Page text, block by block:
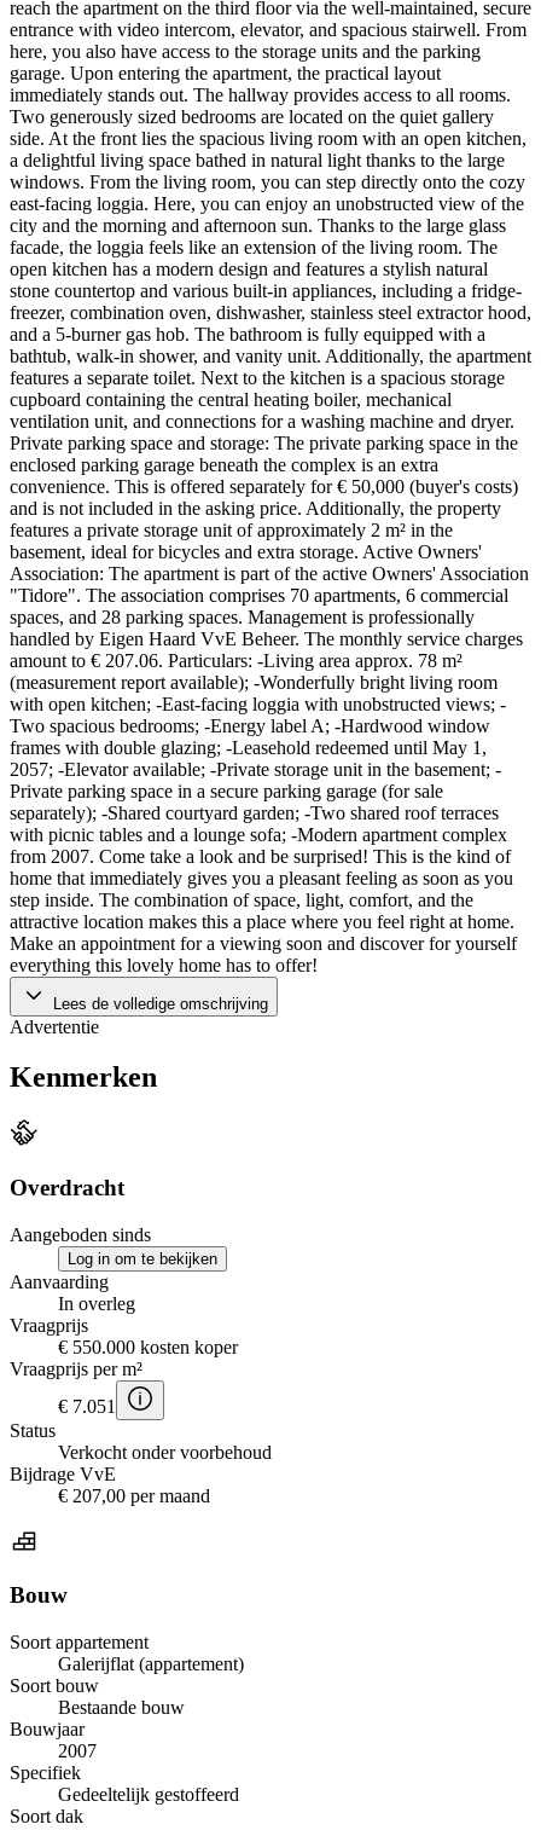
reach the apartment on the third floor via the well-maintained, secure
entrance with video intercom, elevator, and spacious stairwell. From
here, you also have access to the storage units and the parking
garage. Upon entering the apartment, the practical layout
immediately stands out. The hallway provides access to all rooms.
Two generously sized bedrooms are located on the quiet gallery
side. At the front lies the spacious living room with an open kitchen,
a delightful living space bathed in natural light thanks to the large
windows. From the living room, you can step directly onto the cozy
east-facing loggia. Here, you can enjoy an unobstructed view of the
city and the morning and afternoon sun. Thanks to the large glass
facade, the loggia feels like an extension of the living room. The
open kitchen has a modern design and features a stylish natural
stone countertop and various built-in appliances, including a fridge-
freezer, combination oven, dishwasher, stainless steel extractor hood,
and a 5-burner gas hob. The bathroom is fully equipped with a
bathtub, walk-in shower, and vanity unit. Additionally, the apartment
features a separate toilet. Next to the kitchen is a spacious storage
cupboard containing the central heating boiler, mechanical
ventilation unit, and connections for a washing machine and dryer.
Private parking space and storage: The private parking space in the
enclosed parking garage beneath the complex is an extra
convenience. This is offered separately for € 50,000 (buyer's costs)
and is not included in the asking price. Additionally, the property
features a private storage unit of approximately 2 m² in the
basement, ideal for bicycles and extra storage. Active Owners'
Association: The apartment is part of the active Owners' Association
"Tidore". The association comprises 70 apartments, 6 commercial
spaces, and 28 parking spaces. Management is professionally
handled by Eigen Haard VvE Beheer. The monthly service charges
amount to € 207.06. Particulars: -Living area approx. 78 m²
(measurement report available); -Wonderfully bright living room
with open kitchen; -East-facing loggia with unobstructed views; -
Two spacious bedrooms; -Energy label A; -Hardwood window
frames with double glazing; -Leasehold redeemed until May 1,
2057; -Elevator available; -Private storage unit in the basement; -
Private parking space in a secure parking garage (for sale
separately); -Shared courtyard garden; -Two shared roof terraces
with picnic tables and a lounge sofa; -Modern apartment complex
from 2007. Come take a look and be surprised! This is the kind of
home that immediately gives you a pleasant feeling as soon as you
step inside. The combination of space, light, comfort, and the
attractive location makes this a place where you feel right at home.
Make an appointment for a viewing soon and discover for yourself
everything this lovely home has to offer!
Lees de volledige omschrijving
Advertentie
Kenmerken
Overdracht
Aangeboden sinds
Log in om te bekijken
Aanvaarding
In overleg
Vraagprijs
€ 550.000 kosten koper
Vraagprijs per m²
€ 7.051
Status
Verkocht onder voorbehoud
Bijdrage VvE
€ 207,00 per maand
Bouw
Soort appartement
Galerijflat (appartement)
Soort bouw
Bestaande bouw
Bouwjaar
2007
Specifiek
Gedeeltelijk gestoffeerd
Soort dak